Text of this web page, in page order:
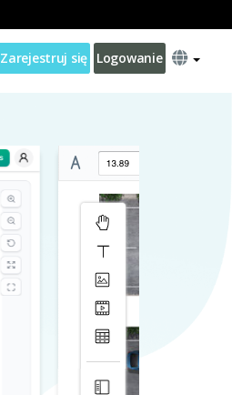
Zarejestruj się Logowanie